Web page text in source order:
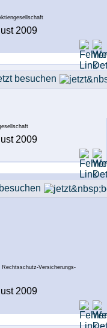
2009
besuchen
2009
Versicherungs-
2009